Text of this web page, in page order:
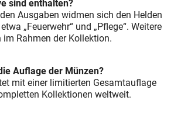
sind enthalten?
Ausgaben widmen sich den Helden
„Feuerwehr“ und „Pflege“. Weitere
Rahmen der Kollektion.
Auflage der Münzen?
mit einer limitierten Gesamtauflage
Kollektionen weltweit.